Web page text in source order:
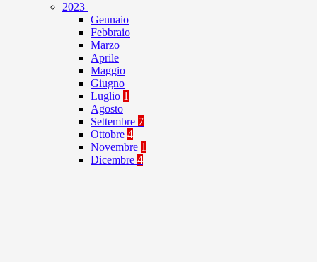
2023
Gennaio
Febbraio
Marzo
Aprile
Maggio
Giugno
Luglio 1
Agosto
Settembre 7
Ottobre 4
Novembre 1
Dicembre 4